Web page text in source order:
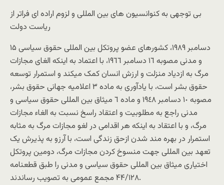
بى توجهى به کنوانسيون هاى بين المللى و لزوم اراده اى فراتر از
رياست دولت
١۵ دسامبر ١۹٨۹، کشورهاى عضو پروتکل بين المللى حقوق سياسى
و مدنى مصوبه ١٦ دسامبر ١٩٦٦، با اعتماد به اينکه الغاى مجازات
مرگ به ازدياد منزلت و ارزش انسان کمک ميکند و استمرار توسعه
حقوق بشر است، با يادآورى به ماده ٣ اعلاميه جهانى حقوق بشر،
مصوبه ١٠ دسامبر ١٩٤٨ و ماده ٦ ميثاق بين المللى حقوق سياسى و
مدنى راجع به مطلوبيت و اعتقاد راسخ نسبت به الغاء مجازات
مرگ، و با اعتقاد به اينکه هر اقدامى در لغو مجازات مرگ به مثابه
استمرار در بهره مند شدن ازحق زندگى است، با آرزو به پذيرش يک
تعهد بين المللى جهت منسوخ کردن مجازات مرگ، دومين پروتکل
اختيارى ميثاق بين المللى حقوق سياسى و مدنى را طبق قطعنامه
۴۴/١٢٨ مجمع عمومى به تصويب رساندند.